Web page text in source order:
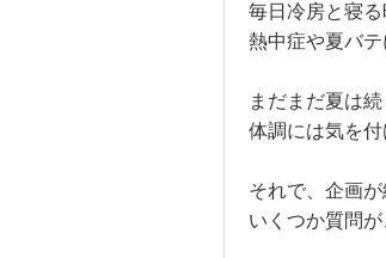
毎日冷房と寝
熱中症や夏バテ
まだまだ夏は
体調には気を付
それで、企画
いくつか質問が